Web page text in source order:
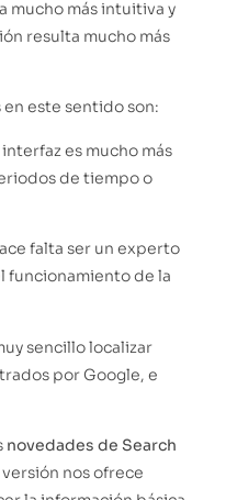
mucho más intuitiva y
resulta mucho más
en este sentido son:
es mucho más
de tiempo o
falta ser un experto
funcionamiento de la
sencillo localizar
por Google, e
novedades de Search
nos ofrece